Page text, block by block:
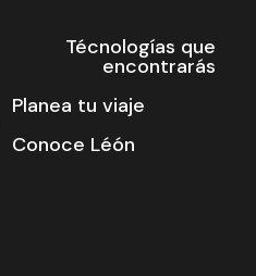
Técnologías que
encontrarás
Planea tu viaje
Conoce Léón